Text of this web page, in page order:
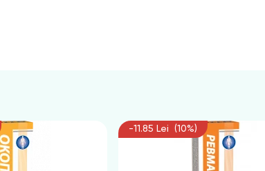
масло эфирное эвкалипта, экстракт
карбо-пол Ультрез-10, гидроксид натрия,
-11.85 Lei (10%)